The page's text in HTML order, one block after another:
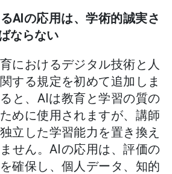
AIの応用は、学術的誠実さ
ならない
におけるデジタル技術と人
する規定を初めて追加しま
と、AIは教育と学習の質の
めに使用されますが、講師
立した学習能力を置き換え
せん。AIの応用は、評価の
確保し、個人データ、知的